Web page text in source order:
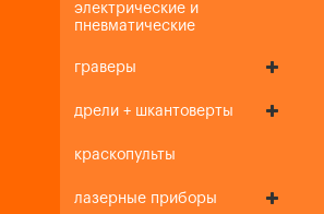
электрические и
пневматические
граверы
дрели + шкантоверты
краскопульты
лазерные приборы